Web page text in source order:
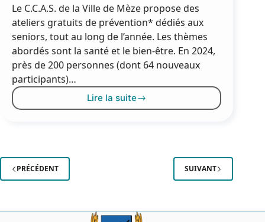
Le C.C.A.S. de la Ville de Mèze propose des
ateliers gratuits de prévention* dédiés aux
seniors, tout au long de l’année. Les thèmes
abordés sont la santé et le bien-être. En 2024,
près de 200 personnes (dont 64 nouveaux
participants)…
Lire la suitePrésentation
PRÉCÉDENT SUIVANT